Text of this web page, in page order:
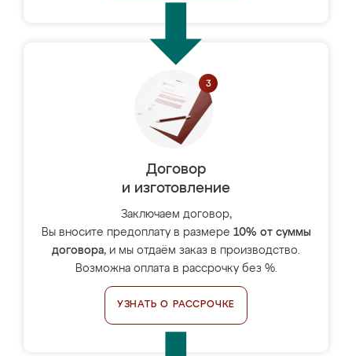
Договор
и изготовление
Заключаем договор,
Вы вносите предоплату в размере 10% от суммы
договора, и мы отдаём заказ в производство.
Возможна оплата в рассрочку без %.
УЗНАТЬ О РАССРОЧКЕ